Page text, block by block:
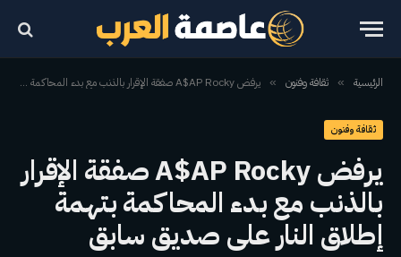
الرئيسية » ثقافة وفنون » يرفض A$AP Rocky صفقة الإقرار بالذنب مع بدء المحاكمة بتهمة إطلاق النار على صديق سابق
ثقافة وفنون
يرفض A$AP Rocky صفقة الإقرار
بالذنب مع بدء المحاكمة بتهمة
إطلاق النار على صديق سابق